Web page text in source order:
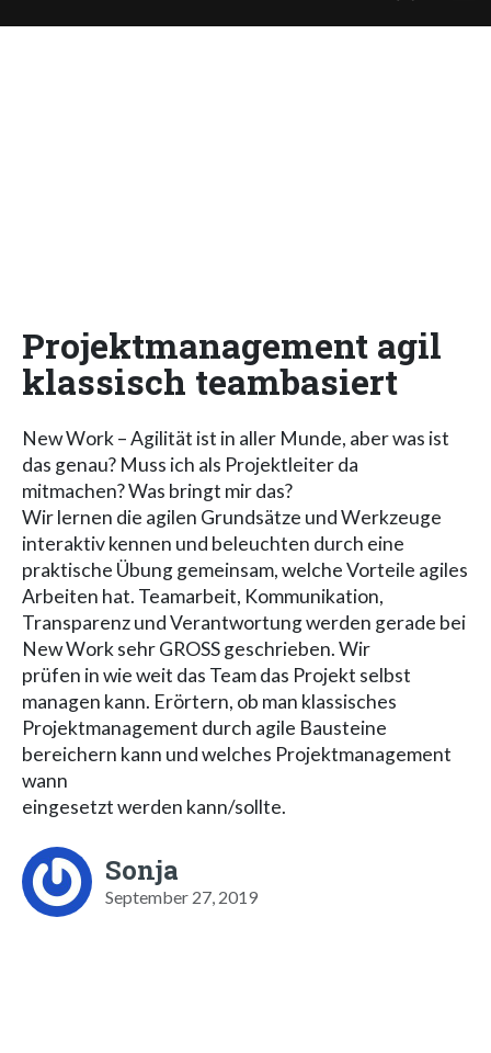
Projektmanagement agil
klassisch teambasiert
New Work – Agilität ist in aller Munde, aber was ist
das genau? Muss ich als Projektleiter da
mitmachen? Was bringt mir das?
Wir lernen die agilen Grundsätze und Werkzeuge
interaktiv kennen und beleuchten durch eine
praktische Übung gemeinsam, welche Vorteile agiles
Arbeiten hat. Teamarbeit, Kommunikation,
Transparenz und Verantwortung werden gerade bei
New Work sehr GROSS geschrieben. Wir
prüfen in wie weit das Team das Projekt selbst
managen kann. Erörtern, ob man klassisches
Projektmanagement durch agile Bausteine
bereichern kann und welches Projektmanagement
wann
eingesetzt werden kann/sollte.
Sonja
September 27, 2019